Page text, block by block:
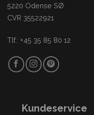
5220 Odense SØ
CVR 35522921
Tlf.: +45 35 85 80 12
Kundeservice